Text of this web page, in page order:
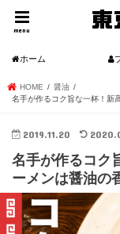
menu
ホーム
HOME
醤油
名手が作るコク旨な一杯！新
2019.11.20
名手が作るコク
ーメンは醤油の